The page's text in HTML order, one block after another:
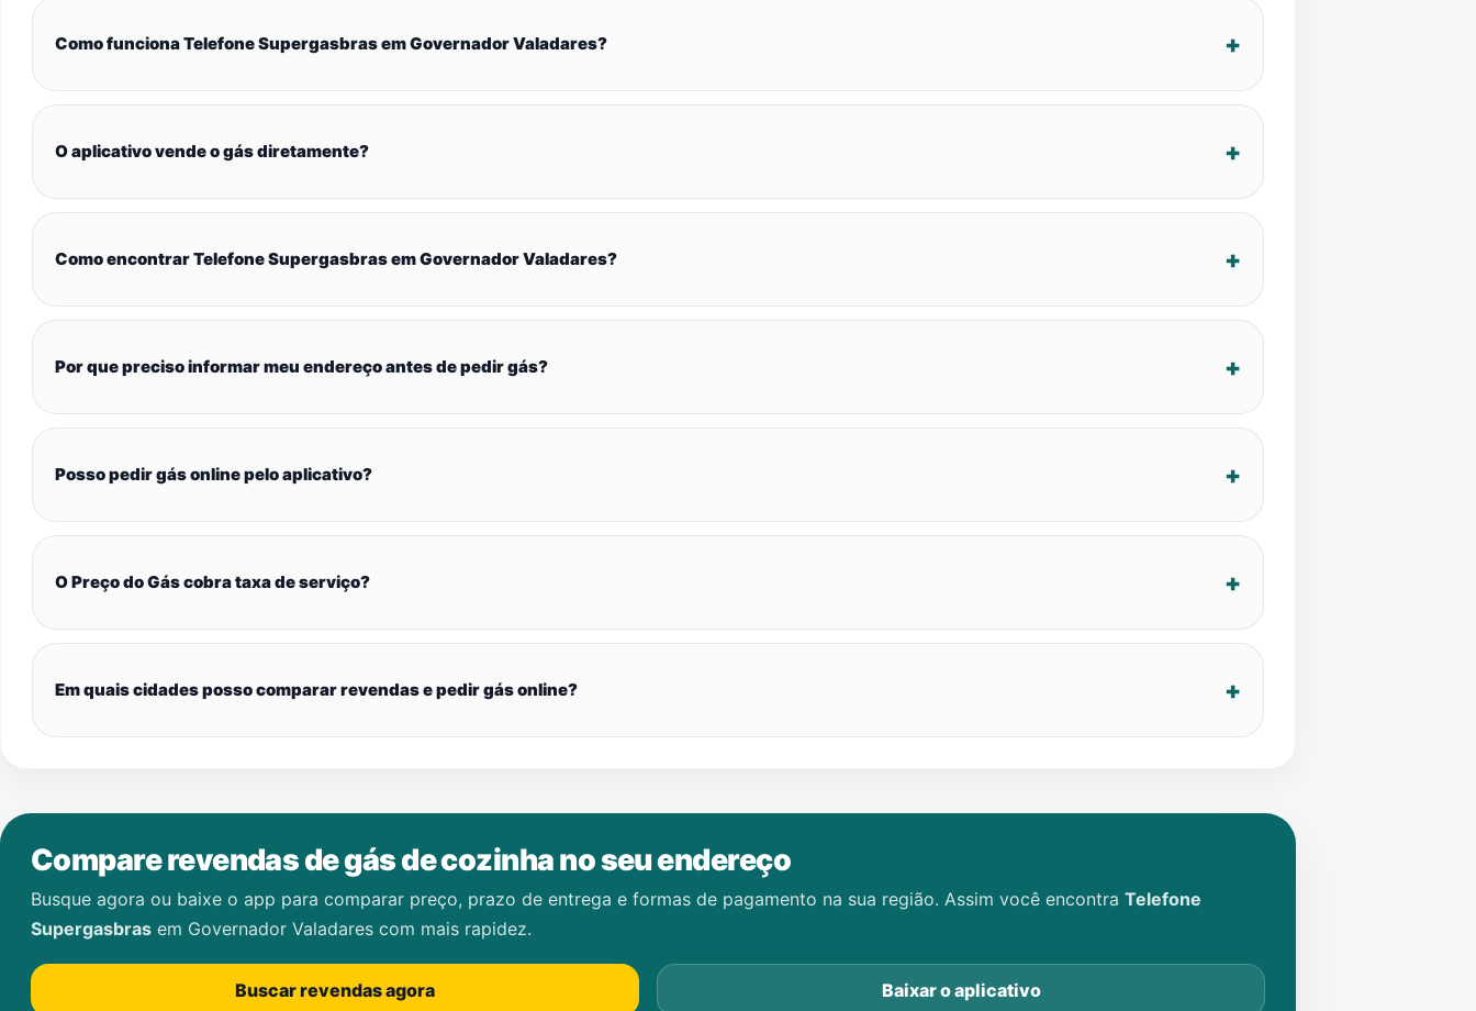
Como funciona Telefone Supergasbras em Governador Valadares?
O aplicativo vende o gás diretamente?
Como encontrar Telefone Supergasbras em Governador Valadares?
Por que preciso informar meu endereço antes de pedir gás?
Posso pedir gás online pelo aplicativo?
O Preço do Gás cobra taxa de serviço?
Em quais cidades posso comparar revendas e pedir gás online?
Compare revendas de gás de cozinha no seu endereço
Busque agora ou baixe o app para comparar preço, prazo de entrega e formas de pagamento na sua região. Assim você encontra Telefone
Supergasbras em Governador Valadares com mais rapidez.
Buscar revendas agora Baixar o aplicativo